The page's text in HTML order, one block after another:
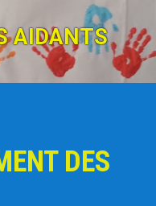
AIDANTS
DES